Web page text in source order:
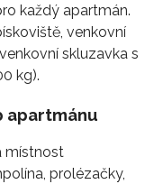
každý apartmán.
venkovní
skluzavka s
kg).
apartmánu
místnost
prolézačky,